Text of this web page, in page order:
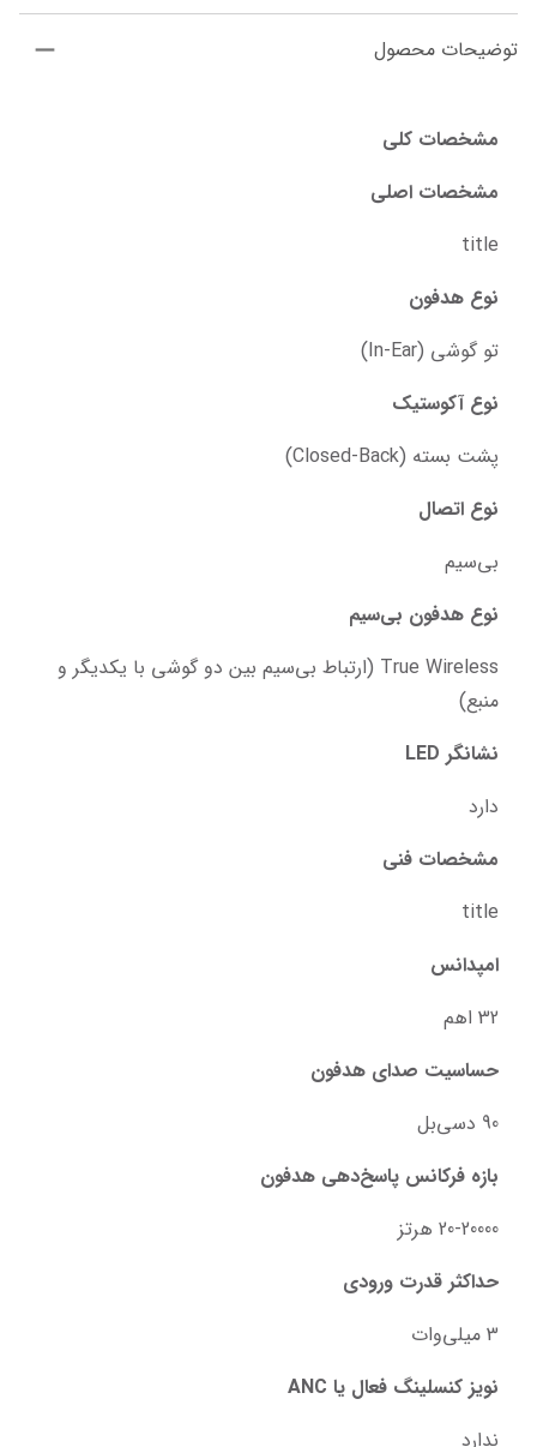
توضیحات محصول
مشخصات کلی
مشخصات اصلی
title
نوع هدفون
تو گوشی (In-Ear)
نوع آکوستیک
پشت بسته (Closed-Back)
نوع اتصال
بی‌سیم
نوع هدفون بی‌سیم
منبع)
نشانگر LED
دارد
مشخصات فنی
title
امپدانس
32 اهم
حساسیت صدای هدفون
90 دسی‌بل
بازه فرکانس پاسخ‌دهی هدفون
20-20000 هرتز
حداکثر قدرت ورودی
3 میلی‌وات
نویز کنسلینگ فعال یا ANC
ندارد